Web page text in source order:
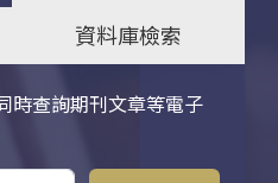
資料庫檢索
時查詢期刊文章等電子